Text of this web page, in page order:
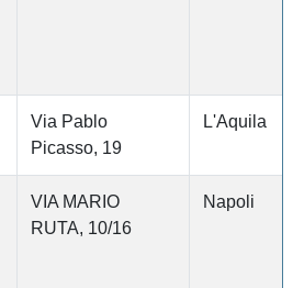
Via Pablo
Picasso, 19
L'Aquila
VIA MARIO
RUTA, 10/16
Napoli